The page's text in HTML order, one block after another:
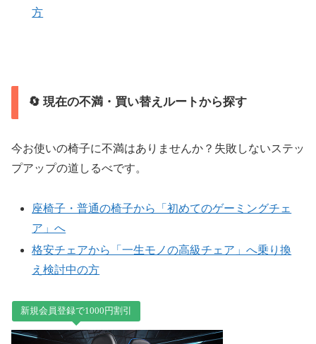
方
🔄 現在の不満・買い替えルートから探す
今お使いの椅子に不満はありませんか？失敗しないステッ
プアップの道しるべです。
座椅子・普通の椅子から「初めてのゲーミングチェ
ア」へ
格安チェアから「一生モノの高級チェア」へ乗り換
え検討中の方
新規会員登録で1000円割引